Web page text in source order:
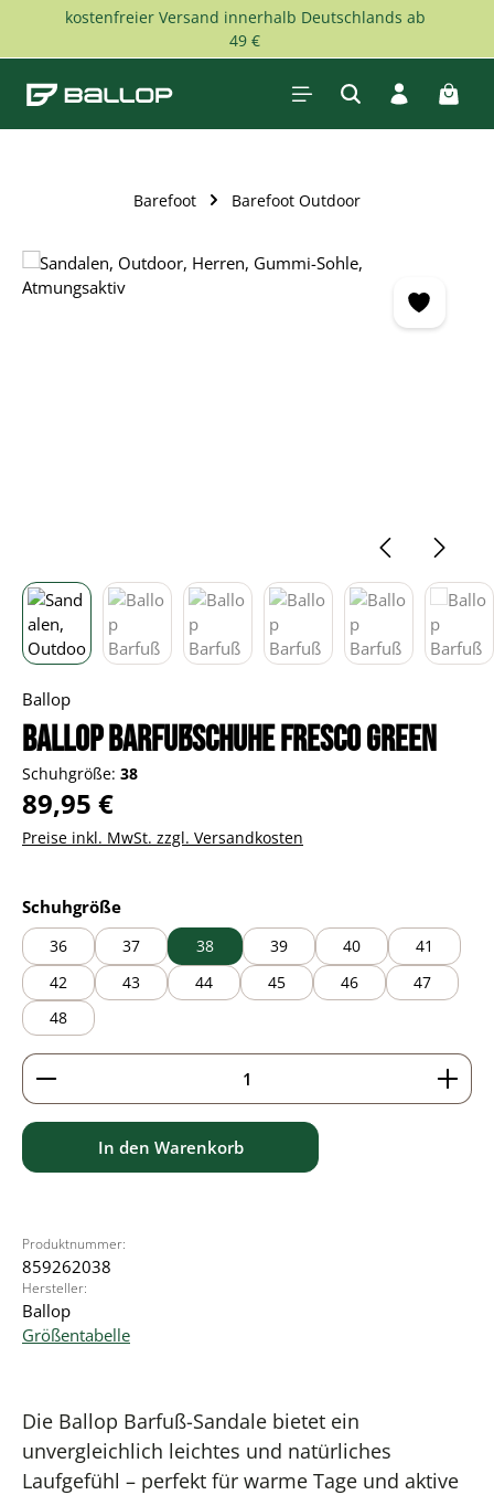
Zum Hauptinhalt springen
kostenfreier Versand innerhalb Deutschlands ab
49 €
Barefoot Barefoot Outdoor
Bildergalerie überspringen
Ballop
Ballop Barfußschuhe Fresco green
Schuhgröße: 38
Regulärer Preis:
89,95 €
Preise inkl. MwSt. zzgl. Versandkosten
Schuhgrößeauswählen
36 37 38 39 40
41
42
43 44 45 46
47
48
Produkt Anzahl: Gib den gewünschten Wert ein
In den Warenkorb
Produktnummer:
859262038
Hersteller:
Ballop
Größentabelle
Die Ballop Barfuß-Sandale bietet ein
unvergleichlich leichtes und natürliches
Laufgefühl – perfekt für warme Tage und aktive